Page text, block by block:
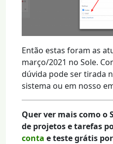
Então estas foram as
março/2021 no Sole.
dúvida pode ser tirada
sistema ou em nosso
Quer ver mais como o
de projetos e tarefas
conta e teste grátis